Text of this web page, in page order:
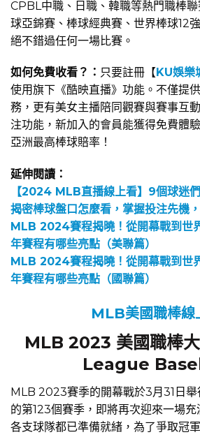
CPBL中職、日職、韓職等熱門職棒
球亞錦賽、棒球經典賽、世界棒球12
絕不錯過任何一場比賽。
如何免費收看？： 只要註冊【 KU娛樂
使用旗下《酷映直播》功能。不僅提
務，更有美女主播陪同觀賽與賽事互
注功能，新加入的會員能獲得免費體
亞洲最高棒球賠率！
延伸閱讀：
【2024 MLB直播線上看】9個球迷
揭密棒球盤口怎麼看，掌握投注先機
MLB 2024賽程揭曉！從開幕戰到世
年賽程有哪些亮點（美聯篇）
MLB 2024賽程揭曉！從開幕戰到世
年賽程有哪些亮點（國聯篇）
MLB美國職棒線
MLB 2023 美國職棒
League
MLB 2023賽季的開幕戰於3月31日舉
的第123個賽季，即將再次迎來一場充
各支球隊都已準備就緒，為了爭取冠